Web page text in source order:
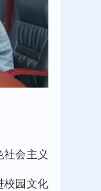
社会主义
校园文化